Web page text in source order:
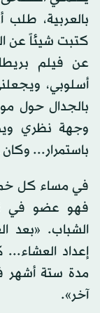
بالعربية،
كتبت شيئاً عن
عن فيلم
أسلوبي،
بالجدال حول
وجهة نظري
باستمرار... وكان
في مساء كل
فهو عضو في
الشباب. «بعد
إعداد
مدة ستة
آخر».